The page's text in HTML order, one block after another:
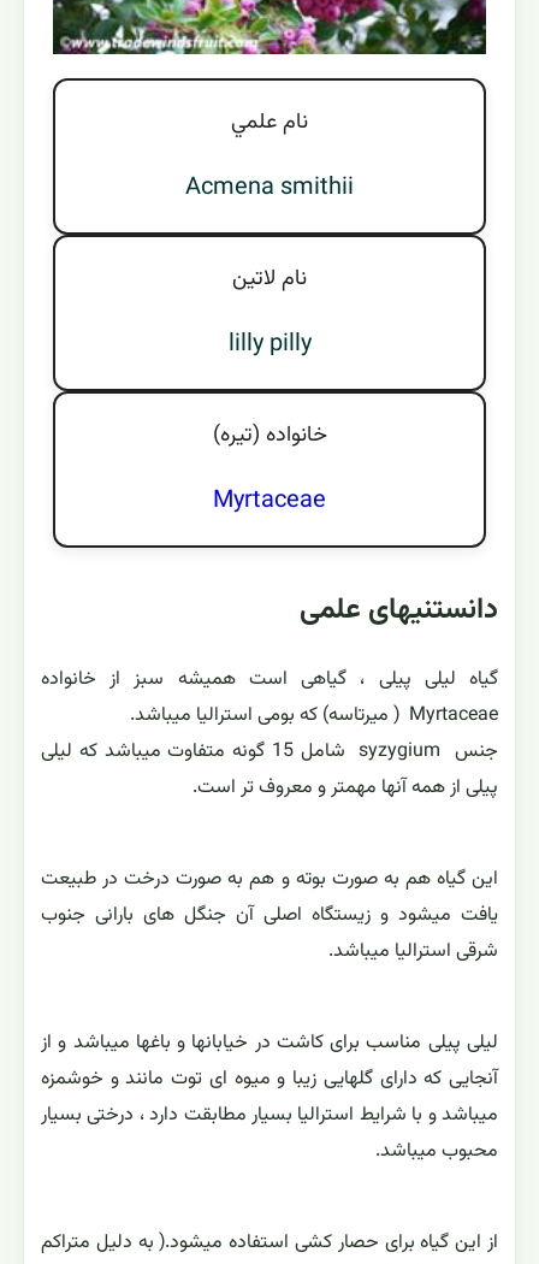
نام علمي
Acmena smithii
نام لاتين
lilly pilly
خانواده (تيره)
Myrtaceae
دانستنیهای علمی
گیاه لیلی پیلی ، گیاهی است همیشه سبز از خانواده
Myrtaceae ( میرتاسه) که بومی استرالیا میباشد.
جنس syzygium شامل 15 گونه متفاوت میباشد که لیلی
پیلی از همه آنها مهمتر و معروف تر است.
این گیاه هم به صورت بوته و هم به صورت درخت در طبیعت
یافت میشود و زیستگاه اصلی آن جنگل های بارانی جنوب
شرقی استرالیا میباشد.
لیلی پیلی مناسب برای کاشت در خیابانها و باغها میباشد و از
آنجایی که دارای گلهایی زیبا و میوه ای توت مانند و خوشمزه
میباشد و با شرایط استرالیا بسیار مطابقت دارد ، درختی بسیار
محبوب میباشد.
از این گیاه برای حصار کشی استفاده میشود.( به دلیل متراکم